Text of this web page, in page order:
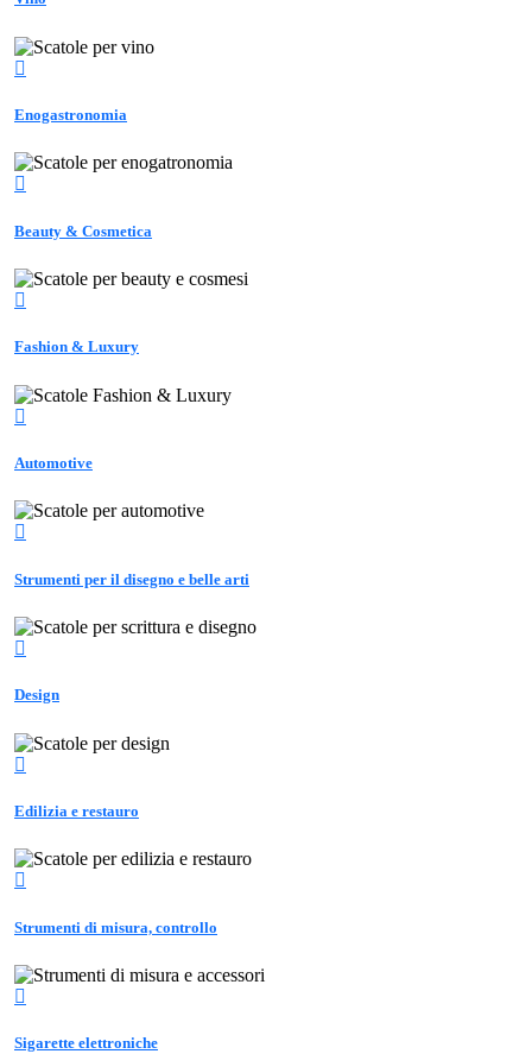
Enogastronomia
Beauty & Cosmetica
Fashion & Luxury
Automotive
Strumenti per il disegno e belle arti
Design
Edilizia e restauro
Strumenti di misura, controllo
Sigarette elettroniche